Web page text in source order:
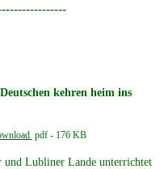
kehren heim ins
pdf - 176 KB
Lubliner Lande unterrichtet